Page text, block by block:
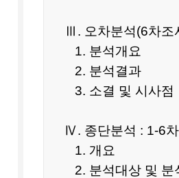
Ⅲ. 오차분석(6차조
1. 분석개요
2. 분석결과
3. 소결 및 시사점
Ⅳ. 종단분석 : 1-6
1. 개요
2. 분석대상 및 분